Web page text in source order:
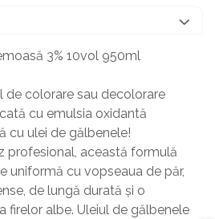
3% 10vol 950ml
de colorare sau decolorare
cu emulsia oxidantă
cu ulei de gălbenele!
profesional, această formulă
uniformă cu vopseaua de păr,
de lungă durată și o
firelor albe. Uleiul de gălbenele